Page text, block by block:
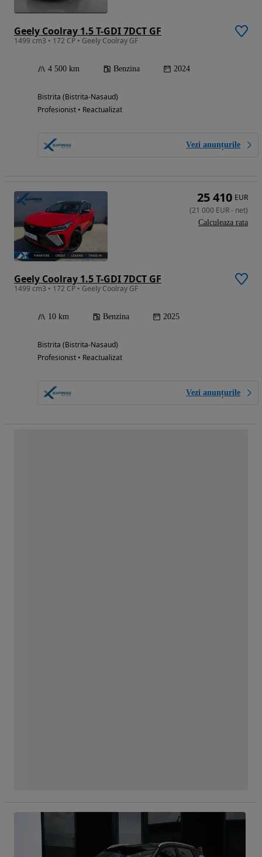
Geely Coolray 1.5 T-GDI 7DCT GF
1499 cm3 • 172 CP • Geely Coolray GF
4 500 km Benzina 2024
Bistrita (Bistrita-Nasaud)
Profesionist • Reactualizat
Vezi anunțurile
Geely Coolray 1.5 T-GDI 7DCT GF
1499 cm3 • 172 CP • Geely Coolray GF
10 km Benzina 2025
Bistrita (Bistrita-Nasaud)
Profesionist • Reactualizat
Vezi anunțurile
25 410 EUR
(21 000 EUR- net)
Calculeaza rata